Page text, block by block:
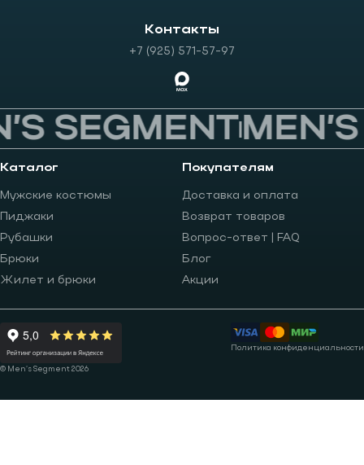
Контакты
+7 (925) 571-57-97
SEGMENTMEN’S
Каталог
Мужские костюмы
Пиджаки
Рубашки
Брюки
Жилет и брюки
Покупателям
Доставка и оплата
Возврат товаров
Вопрос-ответ | FAQ
Блог
Акции
© Men’s Segment 2026
Политика конфиденциальности